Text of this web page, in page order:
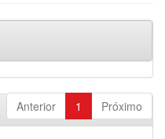
Anterior 1 Próximo